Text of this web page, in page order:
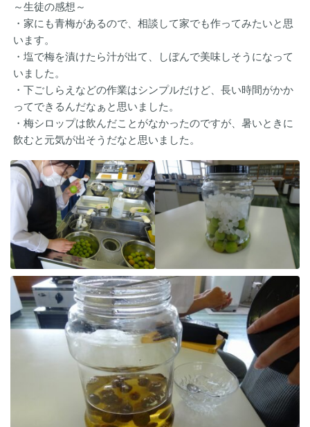
～生徒の感想～
・家にも青梅があるので、相談して家でも作ってみたいと思
います。
・塩で梅を漬けたら汁が出て、しぼんで美味しそうになって
いました。
・下ごしらえなどの作業はシンプルだけど、長い時間がかか
ってできるんだなぁと思いました。
・梅シロップは飲んだことがなかったのですが、暑いときに
飲むと元気が出そうだなと思いました。